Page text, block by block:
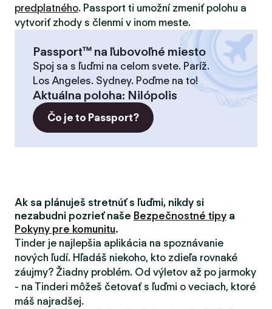
predplatného. Passport ti umožní zmeniť polohu a
vytvoriť zhody s členmi v inom meste.
Passport™ na ľubovoľné miesto
Spoj sa s ľuďmi na celom svete. Paríž.
Los Angeles. Sydney. Poďme na to!
Aktuálna poloha: Nilópolis
Čo je to Passport?
Ak sa plánuješ stretnúť s ľuďmi, nikdy si
nezabudni pozrieť naše Bezpečnostné tipy a
Pokyny pre komunitu.
Tinder je najlepšia aplikácia na spoznávanie
nových ľudí. Hľadáš niekoho, kto zdieľa rovnaké
záujmy? Žiadny problém. Od výletov až po jarmoky
- na Tinderi môžeš četovať s ľuďmi o veciach, ktoré
máš najradšej.